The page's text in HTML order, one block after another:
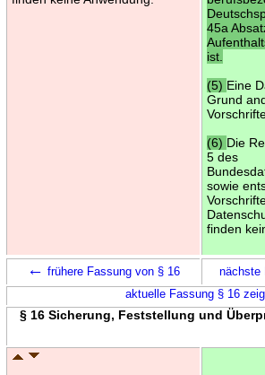
45a
ist.
(5) Eine
Grund
(6) Die
5 des
sowie
finden
← frühere Fassung von § 16 nächste
aktuelle Fassung § 16
§ 16 Sicherung, Feststellung und